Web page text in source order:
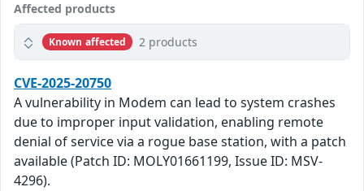
Affected products
Known affected 2 products
CVE-2025-20750
A vulnerability in Modem can lead to system crashes
due to improper input validation, enabling remote
denial of service via a rogue base station, with a patch
available (Patch ID: MOLY01661199, Issue ID: MSV-
4296).